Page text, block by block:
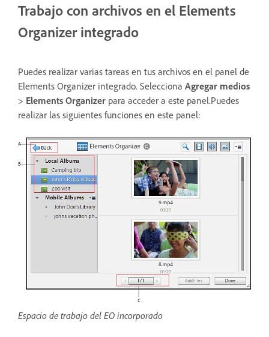
Trabajo con archivos en el Elements
Organizer integrado
Puedes realizar varias tareas en tus archivos en el panel de
Elements Organizer integrado. Selecciona Agregar medios
> Elements Organizer para acceder a este panel.Puedes
realizar las siguientes funciones en este panel:
Espacio de trabajo del EO incorporado